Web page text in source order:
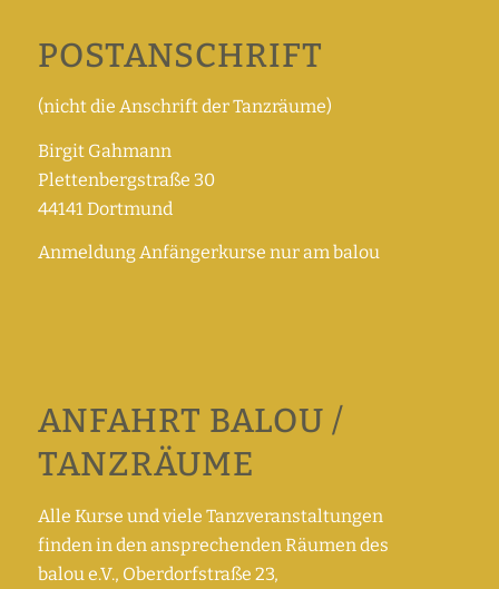
POSTANSCHRIFT
(nicht die Anschrift der Tanzräume)
Birgit Gahmann
Plettenbergstraße 30
44141 Dortmund
Anmeldung Anfängerkurse nur am balou
ANFAHRT BALOU /
TANZRÄUME
Alle Kurse und viele Tanzveranstaltungen
finden in den ansprechenden Räumen des
balou e.V., Oberdorfstraße 23,